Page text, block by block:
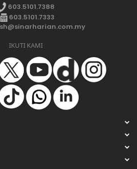
603.5101.7388
603.5101.7333
IKUTI KAMI